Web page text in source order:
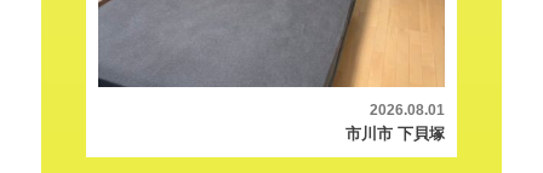
2026.08.01
市川市 下貝塚